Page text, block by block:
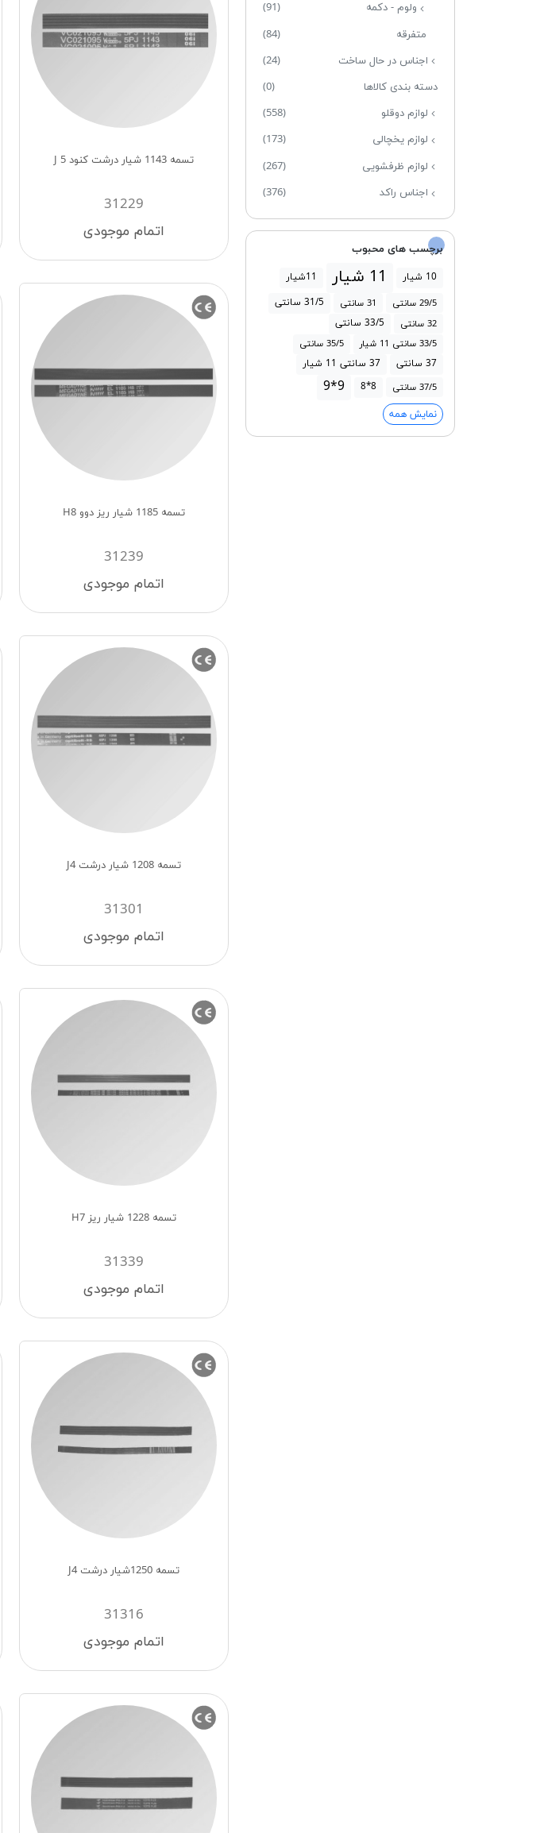
ولوم - دکمه
(91)
متفرقه
(84)
اجناس در حال ساخت
(24)
دسته بندی کالاها
(0)
لوازم دوقلو
(558)
لوازم یخچالی
(173)
لوازم ظرفشویی
(267)
اجناس راکد
(376)
برچسب های محبوب
10 شیار 11 شیار 11شیار
29/5 سانتی 31 سانتی
31/5 سانتی
32 سانتی
33/5 سانتی
33/5 سانتی 11 شیار
35/5 سانتی
37 سانتی
37 سانتی 11 شیار
37/5 سانتی
8*8
9*9
نمایش همه
تسمه 1143 شیار درشت کنود 5 J
31229
اتمام موجودی
تسمه 1185 شیار ریز دوو H8
31239
اتمام موجودی
تسمه 1208 شیار درشت J4
31301
اتمام موجودی
تسمه 1228 شیار ریز H7
31339
اتمام موجودی
تسمه 1250شیار درشت J4
31316
اتمام موجودی